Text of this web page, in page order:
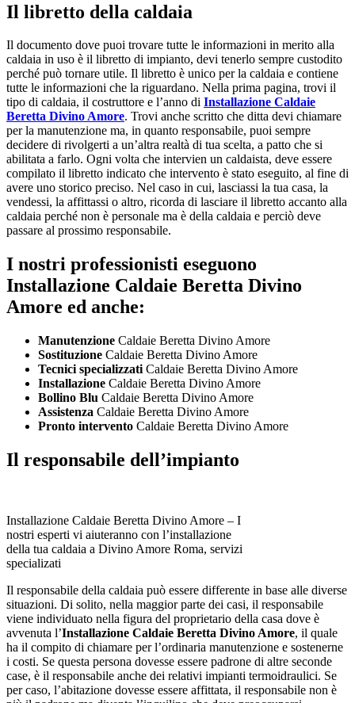
Il libretto della caldaia
Il documento dove puoi trovare tutte le informazioni in merito alla
caldaia in uso è il libretto di impianto, devi tenerlo sempre custodito
perché può tornare utile. Il libretto è unico per la caldaia e contiene
tutte le informazioni che la riguardano. Nella prima pagina, trovi il
tipo di caldaia, il costruttore e l’anno di Installazione Caldaie
Beretta Divino Amore. Trovi anche scritto che ditta devi chiamare
per la manutenzione ma, in quanto responsabile, puoi sempre
decidere di rivolgerti a un’altra realtà di tua scelta, a patto che si
abilitata a farlo. Ogni volta che intervien un caldaista, deve essere
compilato il libretto indicato che intervento è stato eseguito, al fine di
avere uno storico preciso. Nel caso in cui, lasciassi la tua casa, la
vendessi, la affittassi o altro, ricorda di lasciare il libretto accanto alla
caldaia perché non è personale ma è della caldaia e perciò deve
passare al prossimo responsabile.
I nostri professionisti eseguono
Installazione Caldaie Beretta Divino
Amore ed anche:
Manutenzione Caldaie Beretta Divino Amore
Sostituzione Caldaie Beretta Divino Amore
Tecnici specializzati Caldaie Beretta Divino Amore
Installazione Caldaie Beretta Divino Amore
Bollino Blu Caldaie Beretta Divino Amore
Assistenza Caldaie Beretta Divino Amore
Pronto intervento Caldaie Beretta Divino Amore
Il responsabile dell’impianto
Installazione Caldaie Beretta Divino Amore – I
nostri esperti vi aiuteranno con l’installazione
della tua caldaia a Divino Amore Roma, servizi
specializati
Il responsabile della caldaia può essere differente in base alle diverse
situazioni. Di solito, nella maggior parte dei casi, il responsabile
viene individuato nella figura del proprietario della casa dove è
avvenuta l’Installazione Caldaie Beretta Divino Amore, il quale
ha il compito di chiamare per l’ordinaria manutenzione e sostenerne
i costi. Se questa persona dovesse essere padrone di altre seconde
case, è il responsabile anche dei relativi impianti termoidraulici. Se
per caso, l’abitazione dovesse essere affittata, il responsabile non è